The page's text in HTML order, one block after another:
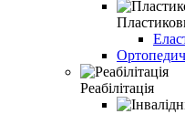
Реабілітація